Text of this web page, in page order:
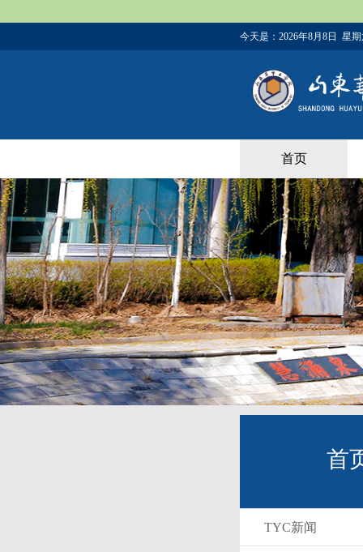
今天是： 2026年8月8日 星
首页
首
TYC新闻